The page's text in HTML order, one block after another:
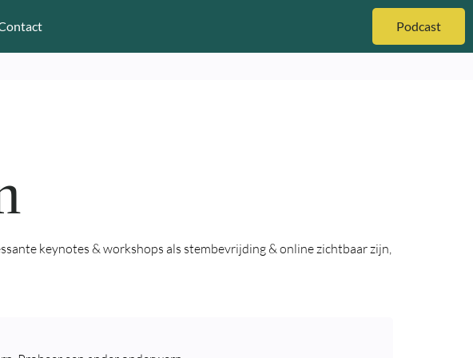
Podcast
keynotes & workshops als stembevrijding & online zichtbaar zijn,